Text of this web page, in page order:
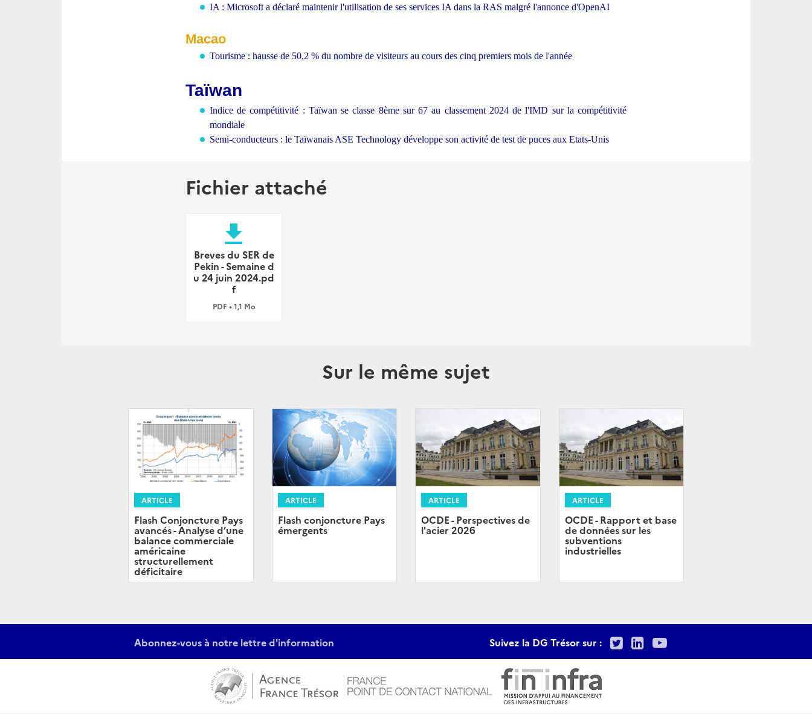
IA : Microsoft a déclaré maintenir l'utilisation de ses services IA dans la RAS malgré l'annonce d'OpenAI
Macao
Tourisme : hausse de 50,2 % du nombre de visiteurs au cours des cinq premiers mois de l'année
Taïwan
Indice de compétitivité : Taïwan se classe 8ème sur 67 au classement 2024 de l'IMD sur la compétitivité
mondiale
Semi-conducteurs : le Taïwanais ASE Technology développe son activité de test de puces aux Etats-Unis
Fichier attaché
file_download
Breves du SER de
Pekin - Semaine d
u 24 juin 2024.pd
f
PDF • 1,1 Mo
Sur le même sujet
ARTICLE
Flash Conjoncture Pays
avancés - Analyse d’une
balance commerciale
américaine
structurellement
déficitaire
ARTICLE
Flash conjoncture Pays
émergents
ARTICLE
OCDE - Perspectives de
l'acier 2026
ARTICLE
OCDE - Rapport et base
de données sur les
subventions
industrielles
Abonnez-vous à notre lettre d'information Suivez la DG Trésor sur : TwitterLinkedIn
Youtube